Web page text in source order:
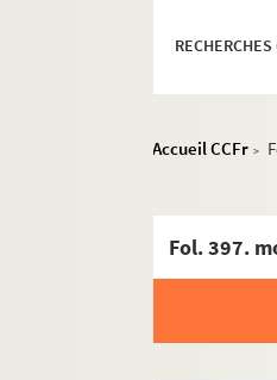
Accueil CCFr >
Fol. 397.
4-
4-
4-
Papiers